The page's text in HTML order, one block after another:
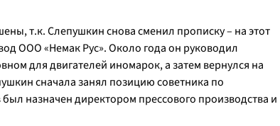
т.к. Слепушкин снова сменил прописку – на этот
ООО «Немак Рус». Около года он руководил
для двигателей иномарок, а затем вернулся на
сначала занял позицию советника по
назначен директором прессового производства и